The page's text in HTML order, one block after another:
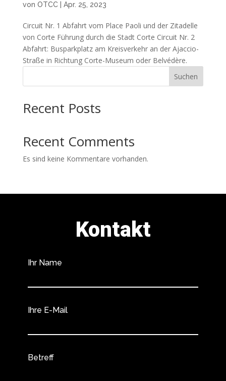
von OTCC| Apr. 25, 2023
Circuit Nr. 1 Abfahrt vom Place Paoli und der Zitadelle
von Corte Führung durch die Stadt Corte Circuit Nr. 2
Abfahrt: Busparkplatz am Kreisverkehr an der Ajaccio-
Straße in Richtung Corte-Museum oder Belvédère.
Suchen
Recent Posts
Recent Comments
Es sind keine Kommentare vorhanden.
Kontakt
Ihr Name
Ihre E-Mail
Betreff